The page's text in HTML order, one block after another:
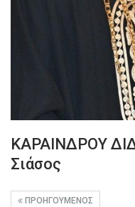
ΚΑΡΑΙΝΔΡΟΥ
Σιάσος
ΠΡΟΗΓΟΎΜΕΝΟΣ